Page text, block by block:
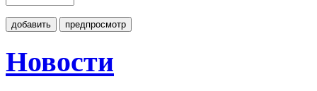
добавить предпросмотр
Новости